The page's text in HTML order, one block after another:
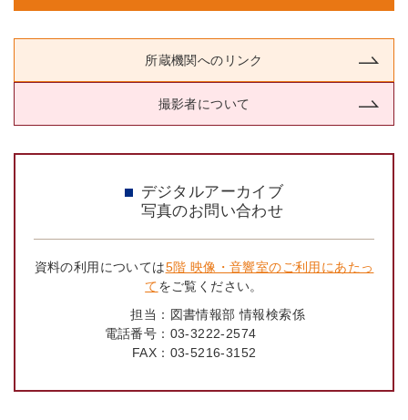
所蔵機関へのリンク
撮影者について
デジタルアーカイブ
写真のお問い合わせ
資料の利用については5階 映像・音響室のご利用にあたっ
てをご覧ください。
担当： 図書情報部 情報検索係
電話番号： 03-3222-2574
FAX： 03-5216-3152